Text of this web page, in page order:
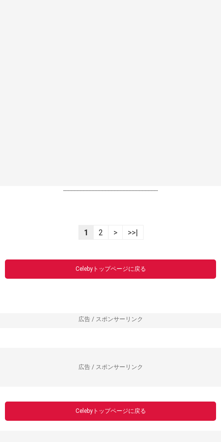
----------------------------------------------------------------
1 2 > >>|
Celebyトップページに戻る
広告 / スポンサーリンク
広告 / スポンサーリンク
Celebyトップページに戻る